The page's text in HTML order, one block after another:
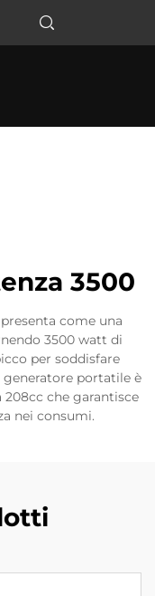
3500
come una
3500 watt di
per soddisfare
generatore portatile è
che garantisce
nei consumi.